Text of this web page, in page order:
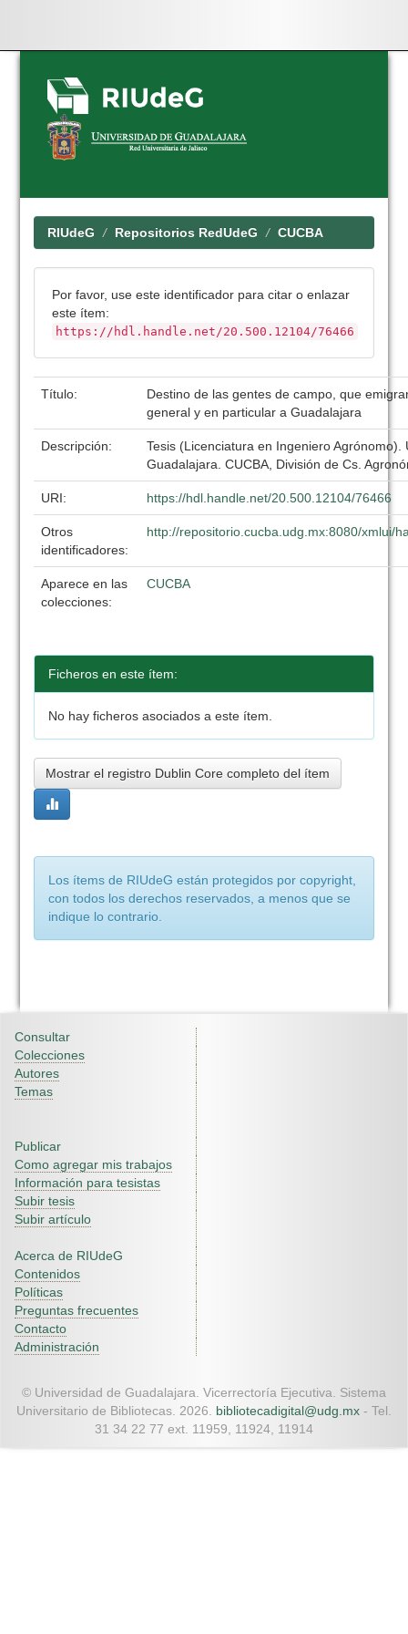
Skip
navigation
RIUdeG Repositorios RedUdeG CUCBA
Por favor, use este identificador para citar o enlazar
este ítem:
https://hdl.handle.net/20.500.12104/76466
Título:
Destino de las gentes de campo, que
general y en particular a Guadalajara
Descripción:
Tesis (Licenciatura en Ingeniero Agrónomo).
Guadalajara. CUCBA, División de Cs.
URI: https://hdl.handle.net/20.500.12104/76466
Otros
identificadores:
http://repositorio.cucba.udg.mx:8080/xmlui/
Aparece en las
colecciones:
CUCBA
Ficheros en este ítem:
No hay ficheros asociados a este ítem.
Mostrar el registro Dublin Core completo del ítem
Los ítems de RIUdeG están protegidos por copyright,
con todos los derechos reservados, a menos que se
indique lo contrario.
Consultar
Colecciones
Autores
Temas
Publicar
Como agregar mis trabajos
Información para tesistas
Subir tesis
Subir artículo
Acerca de RIUdeG
Contenidos
Políticas
Preguntas frecuentes
Contacto
Administración
© Universidad de Guadalajara. Vicerrectoría Ejecutiva. Sistema
Universitario de Bibliotecas. 2026. bibliotecadigital@udg.mx - Tel.
31 34 22 77 ext. 11959, 11924, 11914